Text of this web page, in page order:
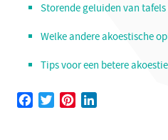
Storende geluiden van
Welke andere akoestische
Tips voor een betere
FacebookTwitterPinterest